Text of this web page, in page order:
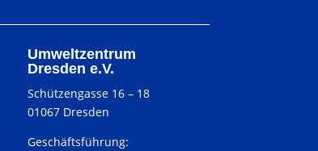
Umweltzentrum
Dresden e.V.
Schützengasse 16 – 18
01067 Dresden
Geschäftsführung: